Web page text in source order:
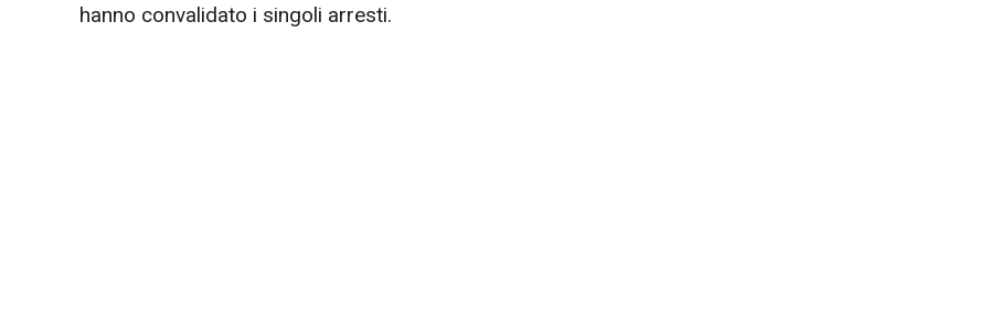
hanno convalidato i singoli arresti.